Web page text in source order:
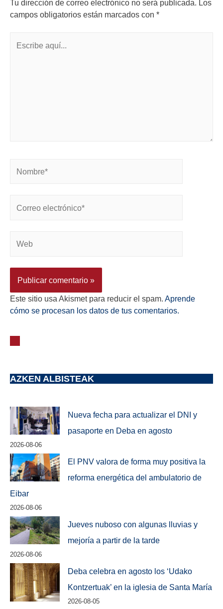
Tu dirección de correo electrónico no será publicada. Los
campos obligatorios están marcados con *
Este sitio usa Akismet para reducir el spam. Aprende
cómo se procesan los datos de tus comentarios.
AZKEN ALBISTEAK
Nueva fecha para actualizar el DNI y
pasaporte en Deba en agosto
2026-08-06
El PNV valora de forma muy positiva la
reforma energética del ambulatorio de
Eibar
2026-08-06
Jueves nuboso con algunas lluvias y
mejoría a partir de la tarde
2026-08-06
Deba celebra en agosto los ‘Udako
Kontzertuak’ en la iglesia de Santa María
2026-08-05